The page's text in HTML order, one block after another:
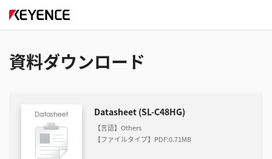
資料ダウンロード
Datasheet (SL-C48HG)
【言語】Others
【ファイルタイプ】PDF:0.71MB